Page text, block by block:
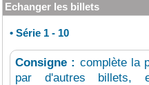
Echanger les billets
• Série 1 - 10
Consigne : complète la
par d'autres billets,